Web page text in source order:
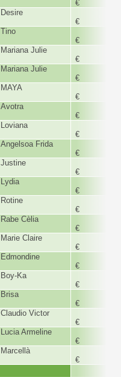
€
Desire
€
Tino
€
Mariana Julie
€
Mariana Julie
€
MAYA
€
Avotra
€
Loviana
€
Angelsoa Frida
€
Justine
€
Lydia
€
Rotine
€
Rabe Cèlia
€
Marie Claire
€
Edmondine
€
Boy-Ka
€
Brisa
€
Claudio Victor
€
Lucia Armeline
€
Marcellà
€